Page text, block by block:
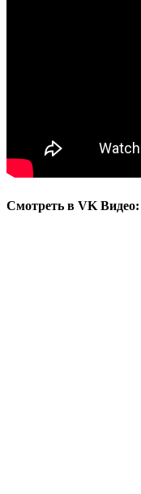
Cмотреть в VK Видео: